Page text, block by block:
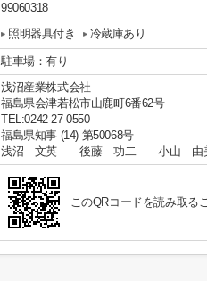
99060318
照明器具付き 冷蔵庫あり
駐車場：有り
浅沼産業株式会社
福島県会津若松市山鹿町6番62号
TEL:0242-27-0550
福島県知事 (14) 第50068号
浅沼 文英 後藤 功二 小山
このQRコードを読み取る